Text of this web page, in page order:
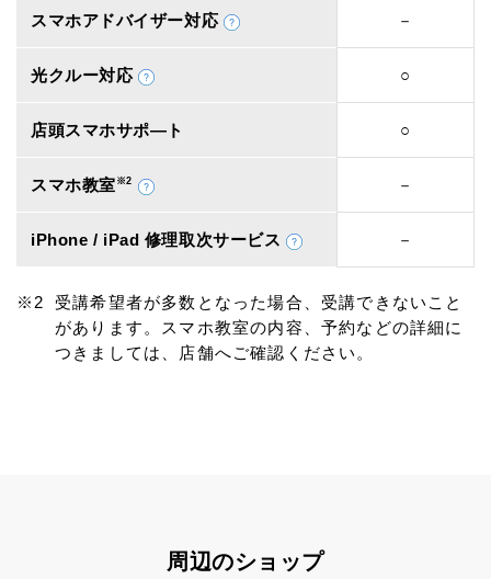
スマホアドバイザー対応 －
光クルー対応 ○
店頭スマホサポ―ト ○
スマホ教室 ※2 －
iPhone / iPad 修理取次サービス －
受講希望者が多数となった場合、受講できないこと
があります。スマホ教室の内容、予約などの詳細に
つきましては、店舗へご確認ください。
周辺のショップ